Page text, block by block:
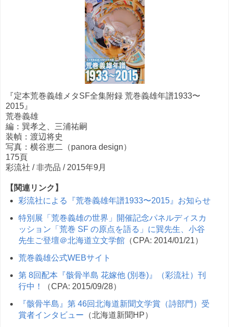
『定本荒巻義雄メタSF全集附録 荒巻義雄年譜1933〜
2015』
荒巻義雄
編：巽孝之、三浦祐嗣
装幀：渡辺将史
写真：横谷恵二（panora design）
175頁
彩流社 / 非売品 / 2015年9月
【関連リンク】
彩流社による『荒巻義雄年譜1933〜2015』お知らせ
特別展「荒巻義雄の世界」開催記念パネルディスカ
ッション「荒巻 SF の原点を語る」に巽先生、小谷
先生ご登壇＠北海道立文学館（CPA: 2014/01/21）
荒巻義雄公式WEBサイト
第 8回配本『骸骨半島 花嫁他 (別巻)』（彩流社）刊
行中！
（CPA: 2015/09/28）
『骸骨半島』第 46回北海道新聞文学賞（詩部門）受
賞者インタビュー （北海道新聞HP）